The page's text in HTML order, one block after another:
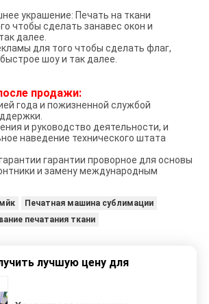
украшение: Печать на ткани
чтобы сделать занавес окон и
далее.
для того чтобы сделать флаг,
шоу и так далее.
продажи:
года и пожизненной службой
и руководство деятельности, и
наведение технического штата
гарантии проворное для основы
и замену международным
Печатная машина сублимации
печатания ткани
лучшую цену для